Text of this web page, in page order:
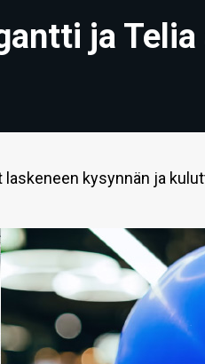
ja
kysynnän ja